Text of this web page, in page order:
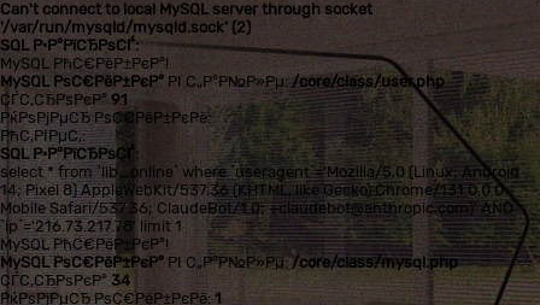
Can't connect to local MySQL server through socket
'/var/run/mysqld/mysqld.sock' (2)
SQL Р·Р°РїСЂРѕСЃ:
MySQL РћС€РёР±РєР°!
MySQL РѕС€РёР±РєР° РІ С„Р°Р№Р»Рµ: /core/class/user.php
СЃС‚СЂРѕРєР° 91
РќРѕРјРµСЂ РѕС€РёР±РєРё:
РћС‚РІРµС‚:
SQL Р·Р°РїСЂРѕСЃ:
select * from `lib_online` where `useragent`='Mozilla/5.0 (Linux; Android
14; Pixel 8) AppleWebKit/537.36 (KHTML, like Gecko) Chrome/131.0.0.0
Mobile Safari/537.36; ClaudeBot/1.0; +claudebot@anthropic.com)' AND
`ip`='216.73.217.78' limit 1
MySQL РћС€РёР±РєР°!
MySQL РѕС€РёР±РєР° РІ С„Р°Р№Р»Рµ:/core/class/mysql.php
СЃС‚СЂРѕРєР°34
РќРѕРјРµСЂ РѕС€РёР±РєРё: 1